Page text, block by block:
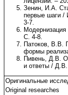
Зенин, И.А.
первые шаги /
3-7.
С. 4-8.
Патоков, В.В.
формы
Пивень, Д.В. О
и ответы /
Оригинальные
Original researches